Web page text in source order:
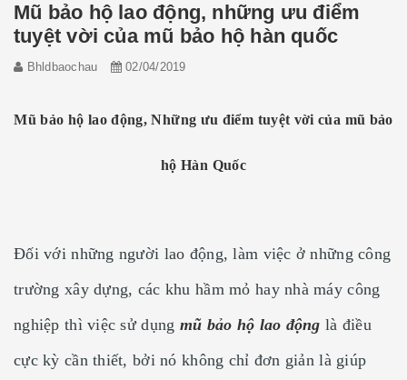
Mũ bảo hộ lao động, những ưu điểm
tuyệt vời của mũ bảo hộ hàn quốc
Bhldbaochau 02/04/2019
Mũ bảo hộ lao động, Những ưu điểm tuyệt vời của mũ bảo
hộ Hàn Quốc
Đối với những người lao động, làm việc ở những công
trường xây dựng, các khu hầm mỏ hay nhà máy công
nghiệp thì việc sử dụng mũ bảo hộ lao động là điều
cực kỳ cần thiết, bởi nó không chỉ đơn giản là giúp